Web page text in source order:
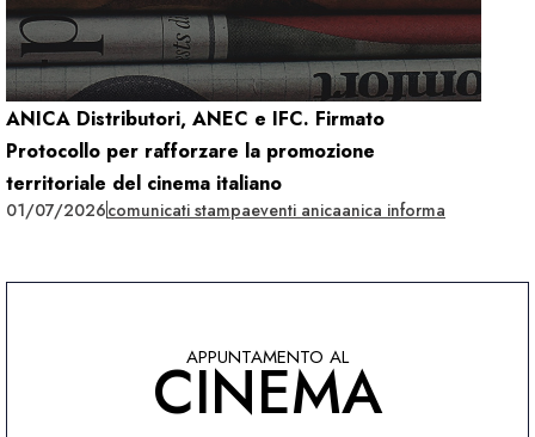
ANICA Distributori, ANEC e IFC. Firmato
Protocollo per rafforzare la promozione
territoriale del cinema italiano
01/07/2026comunicati stampaeventi anicaanica informa
APPUNTAMENTO AL
CINEMA